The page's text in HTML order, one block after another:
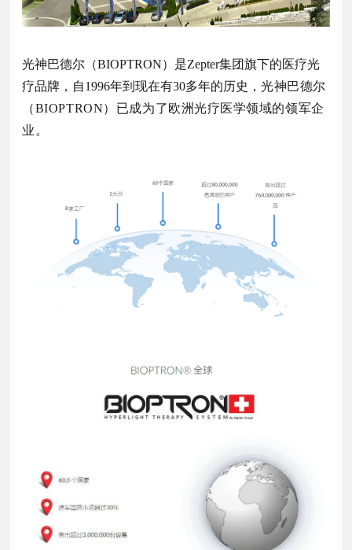
光神巴德尔（BIOPTRON）是Zepter集团旗下的医疗光
疗品牌，自1996年到现在有30多年的历史，光神巴德尔
（BIOPTRON）已成为了欧洲光疗医学领域的领军企
业。